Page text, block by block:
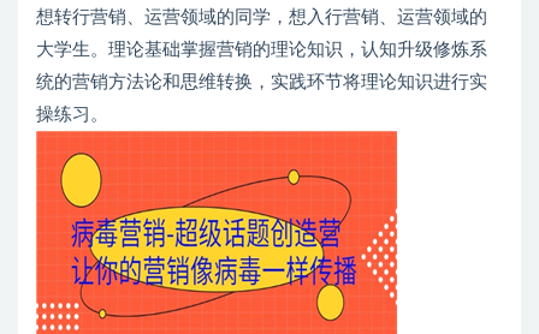
想转行营销、运营领域的同学，想入行营销、运营领域的
大学生。理论基础掌握营销的理论知识，认知升级修炼系
统的营销方法论和思维转换，实践环节将理论知识进行实
操练习。